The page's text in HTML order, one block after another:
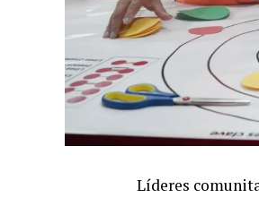
Líderes